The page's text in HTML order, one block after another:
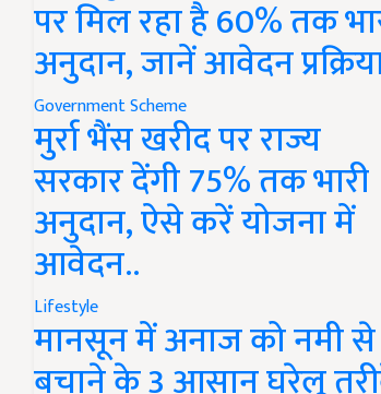
पर मिल रहा है 60% तक
अनुदान, जानें आवेदन
Government Scheme
मुर्रा भैंस खरीद पर राज्य
सरकार देंगी 75% तक भारी
अनुदान, ऐसे करें योजना में
आवेदन..
Lifestyle
मानसून में अनाज को नमी से